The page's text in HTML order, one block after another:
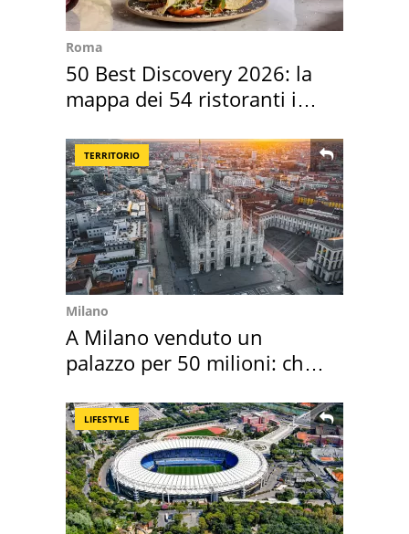
Roma
50 Best Discovery 2026: la
mappa dei 54 ristoranti in
TERRITORIO
Milano
A Milano venduto un
palazzo per 50 milioni: chi
LIFESTYLE